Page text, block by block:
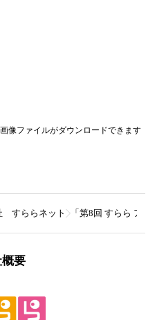
像ファイルがダウンロードできます
すららネット 「第8回 すらら ア
要